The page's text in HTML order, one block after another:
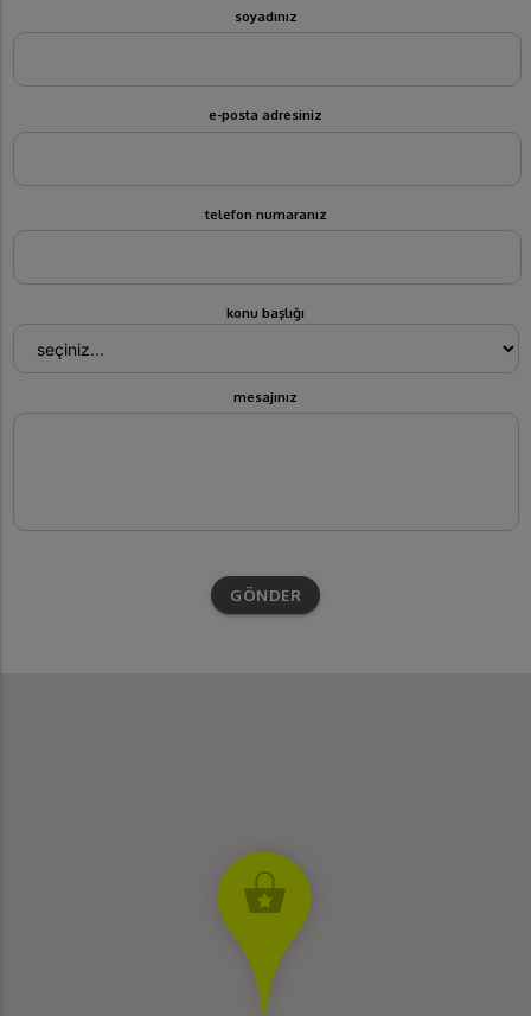
soyadınız
e-posta adresiniz
telefon numaranız
konu başlığı
mesajınız
GÖNDER